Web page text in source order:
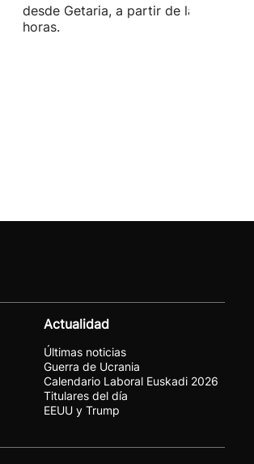
desde Getaria, a partir de las 16:45
horas.
Actualidad
Últimas noticias
Guerra de Ucrania
Calendario Laboral Euskadi 2026
Titulares del día
EEUU y Trump